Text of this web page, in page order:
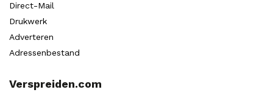
Direct-Mail
Drukwerk
Adverteren
Adressenbestand
Verspreiden.com